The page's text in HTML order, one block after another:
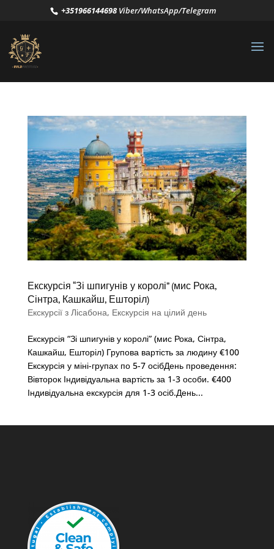
+351966144698Viber/WhatsApp/Telegram
Екскурсія “Зі шпигунів у королі” (мис Рока,
Сінтра, Кашкайш, Ешторіл)
Екскурсії з Лісабона, Екскурсія на цілий день
Екскурсія “Зі шпигунів у королі” (мис Рока, Сінтра,
Кашкайш, Ешторіл) Групова вартість за людину €100
Екскурсія у міні-групах по 5-7 осібДень проведення:
Вівторок Індивідуальна вартість за 1-3 особи. €400
Індивідуальна екскурсія для 1-3 осіб.День...